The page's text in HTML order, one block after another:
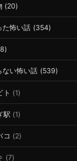
(20)
た怖い話 (354)
ない怖い話 (539)
ト (1)
駅 (1)
コ (2)
(7)